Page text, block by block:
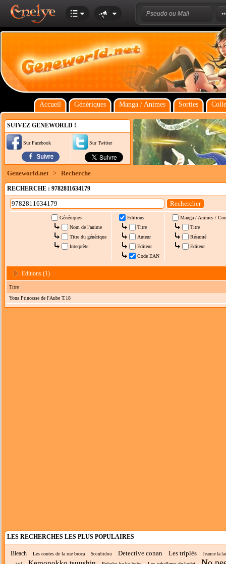
Accueil Génériques Manga / Animes Sorties
SUIVEZ GENEWORLD !
Sur Facebook Sur Twitter
Geneworld.net > Recherche
RECHERCHE : 9782811634179
Génériques
Nom de l'anime
Titre du générique
Interprète
Editions
Titre
Auteur
Editeur
Code EAN
Manga / Animes /
Titre
Résumé
Editeur
Editions (1)
Titre
Yona Princesse de l'Aube T.18
LES RECHERCHES LES PLUS POPULAIRES
Bleach Les contes de la rue broca Scoubidou Detective conan Les triplés
Jeanne la